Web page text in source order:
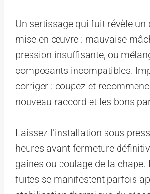
Un sertissage qui fuit révèle un
mise en œuvre : mauvaise
pression insuffisante, ou
composants incompatibles.
corriger : coupez et
nouveau raccord et les bons
Laissez l’installation sous
heures avant fermeture
gaines ou coulage de la chape.
fuites se manifestent parfois